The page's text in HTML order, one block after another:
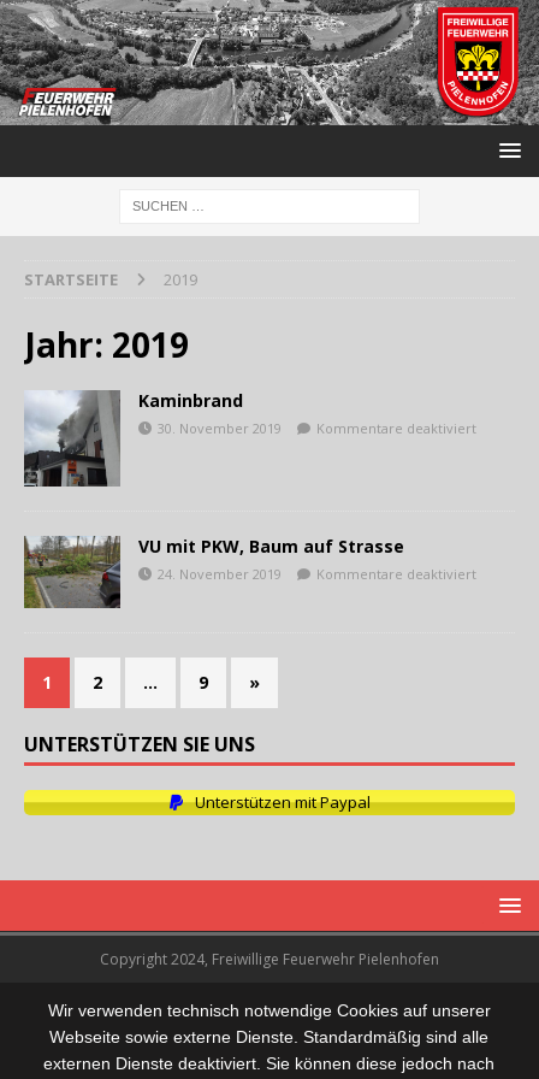
STARTSEITE 2019
Jahr: 2019
Kaminbrand
30. November 2019 Kommentare deaktiviert
VU mit PKW, Baum auf Strasse
24. November 2019 Kommentare deaktiviert
1 2 … 9 »
UNTERSTÜTZEN SIE UNS
Unterstützen mit Paypal
Copyright 2024, Freiwillige Feuerwehr Pielenhofen
Wir verwenden technisch notwendige Cookies auf unserer
Webseite sowie externe Dienste. Standardmäßig sind alle
externen Dienste deaktiviert. Sie können diese jedoch nach